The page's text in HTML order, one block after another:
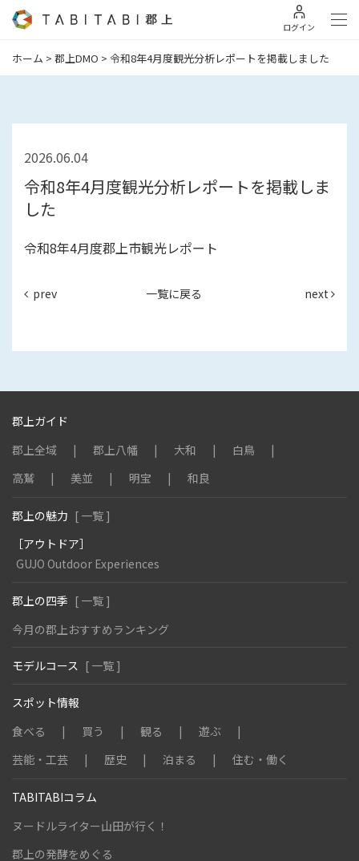
ログイン
ホーム > 郡上DMO > 令和8年4月度観光分析レポートを掲載しました
2026.06.04
令和8年4月度観光分析レポートを掲載しま
した
令和8年4月度郡上市観光レポート
prev 一覧に戻る next
郡上ガイド
郡上全域
郡上八幡 大和
白鳥
高鷲
美並 明宝 和良
郡上の魅力 [ 一覧 ]
［アウトドア］
GUJO Outdoor Experiences
郡上の四季 [ 一覧 ]
今月の郡上おすすめランキング
モデルコース [ 一覧 ]
スポット情報
食べる
買う 観る
遊ぶ
芸能・工芸
歴史 泊まる 住む・働く
TABITABIコラム
ヌードルライター山田が行く！
郡上の発酵をめぐる